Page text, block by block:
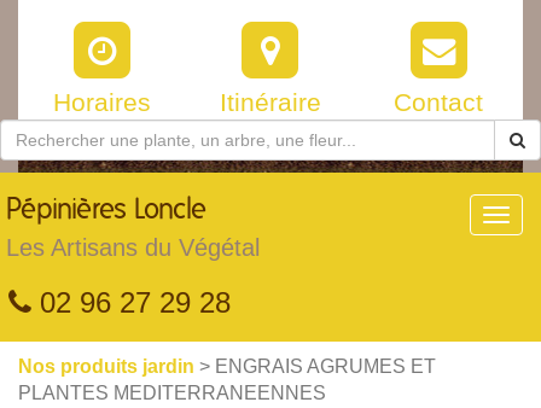
Horaires Itinéraire Contact
Pépinières Loncle
Les Artisans du Végétal
02 96 27 29 28
Nos produits jardin > ENGRAIS AGRUMES ET
PLANTES MEDITERRANEENNES